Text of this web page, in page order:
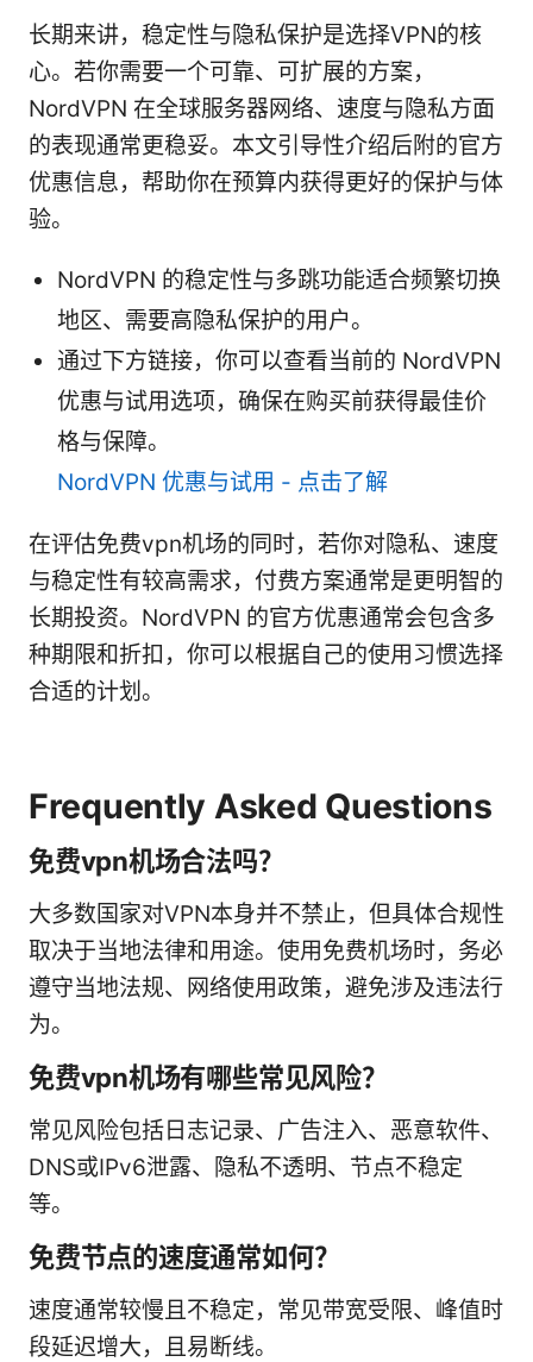
长期来讲，稳定性与隐私保护是选择VPN的核
心。若你需要一个可靠、可扩展的方案，
NordVPN 在全球服务器网络、速度与隐私方面
的表现通常更稳妥。本文引导性介绍后附的官方
优惠信息，帮助你在预算内获得更好的保护与体
验。
NordVPN 的稳定性与多跳功能适合频繁切换
地区、需要高隐私保护的用户。
通过下方链接，你可以查看当前的 NordVPN
优惠与试用选项，确保在购买前获得最佳价
格与保障。
NordVPN 优惠与试用 - 点击了解
在评估免费vpn机场的同时，若你对隐私、速度
与稳定性有较高需求，付费方案通常是更明智的
长期投资。NordVPN 的官方优惠通常会包含多
种期限和折扣，你可以根据自己的使用习惯选择
合适的计划。
Frequently Asked Questions
免费vpn机场合法吗？
大多数国家对VPN本身并不禁止，但具体合规性
取决于当地法律和用途。使用免费机场时，务必
遵守当地法规、网络使用政策，避免涉及违法行
为。
免费vpn机场有哪些常见风险？
常见风险包括日志记录、广告注入、恶意软件、
DNS或IPv6泄露、隐私不透明、节点不稳定
等。
免费节点的速度通常如何？
速度通常较慢且不稳定，常见带宽受限、峰值时
段延迟增大，且易断线。